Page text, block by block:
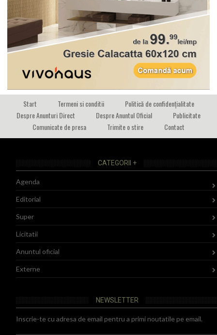
Start Termeni si conditii
Politică de confidențialitate
Despre Anunturi Direct
Despre Anuntul Oficial
Publicitate
Comunicate de presa
Trimite o stire Contact
CATEGORII +
Agenda
Editorial
Super
Licitatii
Anuntul oficial
Externe
NEWSLETTER
Inscrie-te cu adresa de email pentru a primi noutatile pe email.